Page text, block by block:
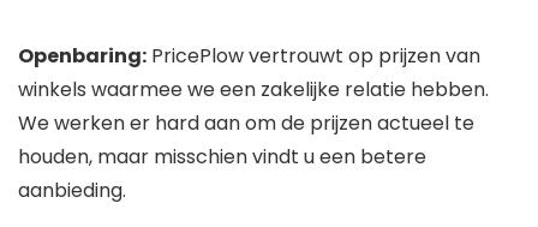
Openbaring: PricePlow vertrouwt op prijzen van
winkels waarmee we een zakelijke relatie hebben.
We werken er hard aan om de prijzen actueel te
houden, maar misschien vindt u een betere
aanbieding.